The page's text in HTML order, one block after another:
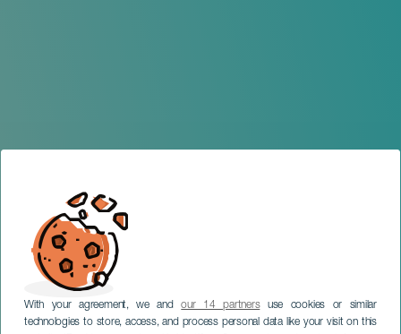
With your agreement, we andour 14 partnersuse cookies or similar
technologies to store, access, and process personal data like your visit on this